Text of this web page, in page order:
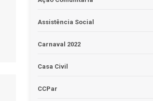
Assistência Social
Carnaval 2022
Casa Civil
CCPar